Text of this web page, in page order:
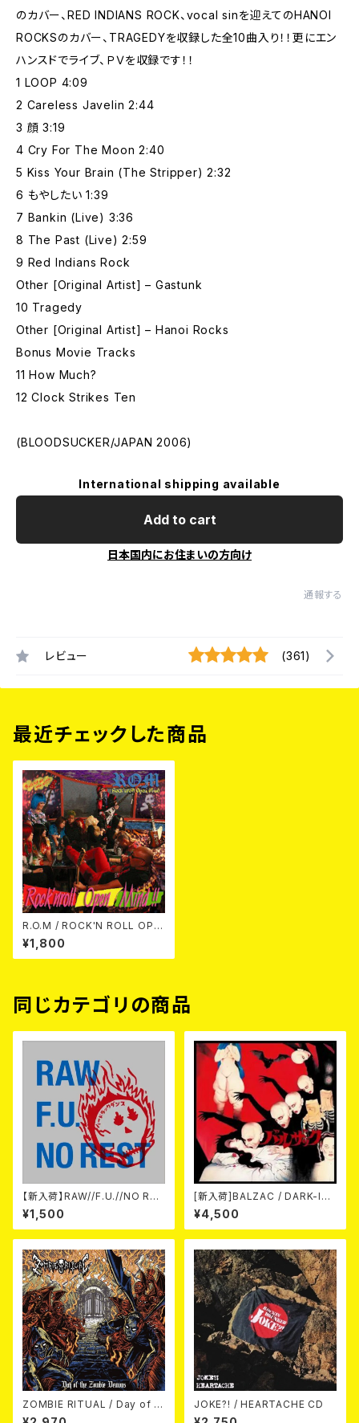
のカバー、RED INDIANS ROCK、vocal sinを迎えてのHANOI
ROCKSのカバー、TRAGEDYを収録した全10曲入り！！更にエン
ハンスドでライブ、ＰＶを収録です！！
1 LOOP 4:09
2 Careless Javelin 2:44
3 顔 3:19
4 Cry For The Moon 2:40
5 Kiss Your Brain (The Stripper) 2:32
6 もやしたい 1:39
7 Bankin (Live) 3:36
8 The Past (Live) 2:59
9 Red Indians Rock
Other [Original Artist] – Gastunk
10 Tragedy
Other [Original Artist] – Hanoi Rocks
Bonus Movie Tracks
11 How Much?
12 Clock Strikes Ten
(BLOODSUCKER/JAPAN 2006)
International shipping available
Add to cart
日本国内にお住まいの方向け
通報する
レビュー (361)
最近チェックした商品
R.O.M / ROCK'N ROLL OPE
N MIND!! CD
¥1,800
同じカテゴリの商品
【新入荷】RAW//F.U.//NO RES
T / 3way split EP ハード ラッ
ク ダンス (CD)
¥1,500
[新入荷]BALZAC / DARK-IS
M -20th Anniversary Comp
ilation- (2CD)
¥4,500
ZOMBIE RITUAL / Day of th
e Zombie Demons
JOKE?! / HEARTACHE CD